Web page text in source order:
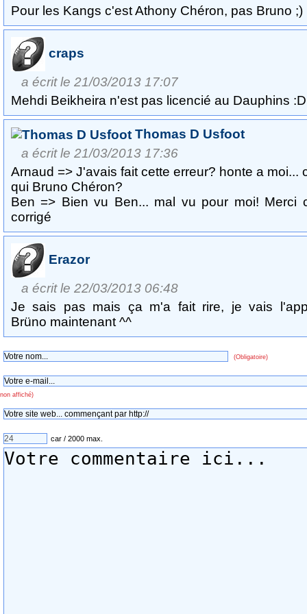
Pour les Kangs c'est Athony Chéron, pas Bruno ;)
craps
a écrit le 21/03/2013 17:07
Mehdi Beikheira n'est pas licencié au Dauphins :D
Thomas D Usfoot
a écrit le 21/03/2013 17:36
Arnaud => J'avais fait cette erreur? honte a moi...
qui Bruno Chéron?
Ben => Bien vu Ben... mal vu pour moi! Merci
corrigé
Erazor
a écrit le 22/03/2013 06:48
Je sais pas mais ça m'a fait rire, je vais
Brüno maintenant ^^
(Obligatoire)
non affiché)
car / 2000 max.